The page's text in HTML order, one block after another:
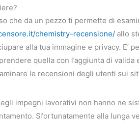
che da un pezzo ti permette di
chemistry-recensione/ allo
alla tua immagine e privacy. E’
quella con l’aggiunta di
le recensioni degli utenti sui
impegni lavorativi non hanno ne
Sfortunatamente alla lunga